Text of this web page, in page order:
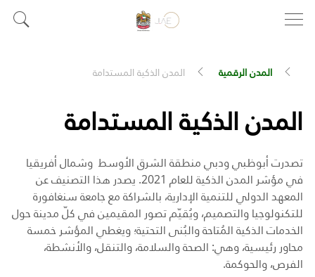
المدن الرقمية المدن الذكية المستدامة
المدن الذكية المستدامة
تصدرت أبوظبي ودبي منطقة الشرق الأوسط وشمال أفريقيا
في مؤشر المدن الذكية للعام 2021. يصدر هذا التصنيف عن
المعهد الدولي للتنمية الإدارية، بالشراكة مع جامعة سنغافورة
للتكنولوجيا والتصميم، ويُقيّم تصور المقيمين في كلّ مدينة حول
الخدمات الذكية المُتاحة والبُنى التحتية؛ ويغطي المؤشر خمسة
محاور رئيسية، وهي: الصحة والسلامة، والتنقل، والأنشطة،
الفرص، والحوكمة.